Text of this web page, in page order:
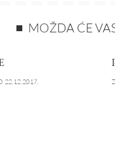
MOŽDA ĆE
22.12.2017.